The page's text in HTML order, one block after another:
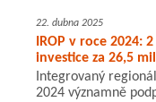
22. dubna 2025
IROP v roce 2024:
investice za 26,5
Integrovaný
2024 významně